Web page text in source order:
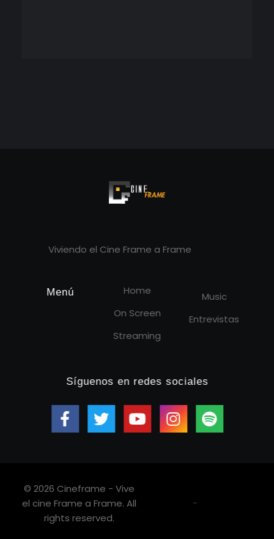
Viviendo el Cine Frame a Frame
Menú
Home
On Screen
Streaming
Music
Entrevistas
Síguenos en redes sociales
© 2026 Cineframe - Vive
el cine Frame a Frame. All
rights reserved.
..